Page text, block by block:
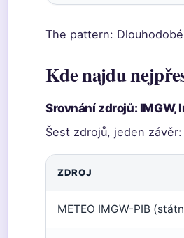
The pattern:
Kde najdu
Srovnání zdrojů: IMGW,
Šest zdrojů, jeden
ZDROJ
METEO IMGW-PIB